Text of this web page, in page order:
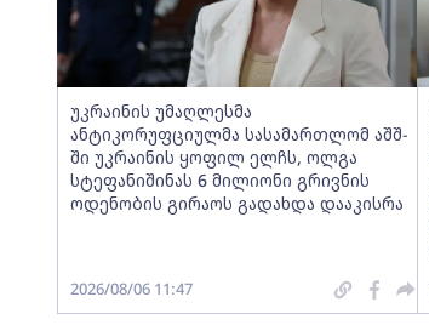
უკრაინის უმაღლესმა
ანტიკორუფციულმა სასამართლომ აშშ-
ში უკრაინის ყოფილ ელჩს, ოლგა
სტეფანიშინას 6 მილიონი გრივნის
ოდენობის გირაოს გადახდა დააკისრა
2026/08/06 11:47